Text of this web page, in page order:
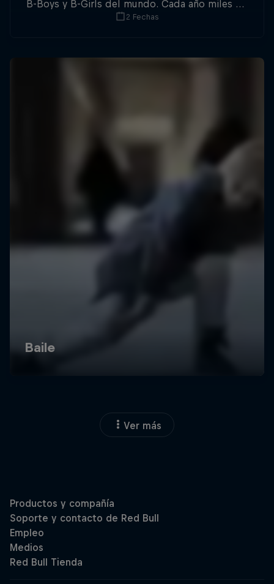
B-Boys y B-Girls del mundo. Cada año miles de
bailarines de todo el globo pelean por la
2 Fechas
Ver más